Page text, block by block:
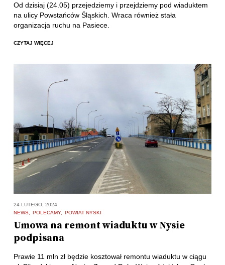
Od dzisiaj (24.05) przejedziemy i przejdziemy pod wiaduktem
na ulicy Powstańców Śląskich. Wraca również stała
organizacja ruchu na Pasiece.
CZYTAJ WIĘCEJ
24 LUTEGO, 2024
NEWS
POLECAMY POWIAT NYSKI
Umowa na remont wiaduktu w Nysie
podpisana
Prawie 11 mln zł będzie kosztował remontu wiaduktu w ciągu